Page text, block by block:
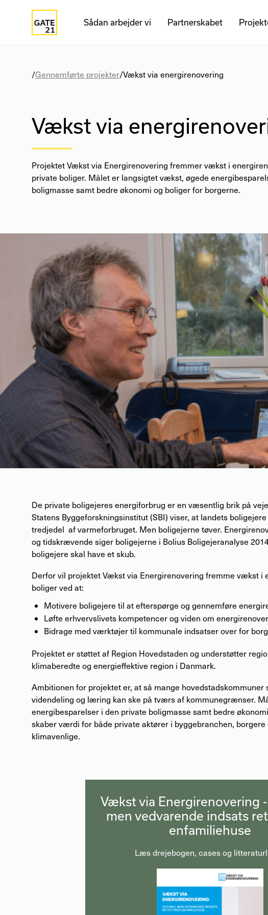
Sådan arbejder vi Partnerskabet
/Gennemførte projekter/Vækst via energirenovering
Vækst via
Projektet Vækst via Energirenovering fremmer vækst i
private boliger. Målet er langsigtet vækst, øgede
boligmasse samt bedre økonomi og boliger for borgerne.
De private boligejeres energiforbrug er en væsentlig brik på
Statens Byggeforskningsinstitut (SBI) viser, at landets
tredjedel af varmeforbruget. Men boligejerne tøver.
og tidskrævende siger boligejerne i Bolius Boligejeranalyse
boligejere skal have et skub.
Derfor vil projektet Vækst via Energirenovering fremme vækst i
boliger ved at:
Motivere boligejere til at efterspørge og gennemføre
Løfte erhvervslivets kompetencer og viden om
Bidrage med værktøjer til kommunale indsatser over for
Projektet er støttet af Region Hovedstaden og understøtter
klimaberedte og energieffektive region i Danmark.
Ambitionen for projektet er, at så mange hovedstadskommuner
videndeling og læring kan ske på tværs af kommunegrænser.
energibesparelser i den private boligmasse samt bedre
skaber værdi for både private aktører i byggebranchen,
klimavenlige.
Vækst via Energirenovering
men vedvarende indsats
enfamiliehuse
Læs drejebogen, cases og